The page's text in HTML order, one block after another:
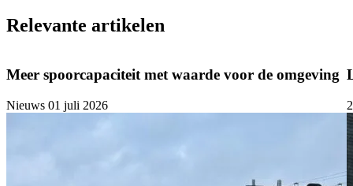
Relevante artikelen
Meer spoorcapaciteit met waarde voor de omgeving
Nieuws 01 juli 2026